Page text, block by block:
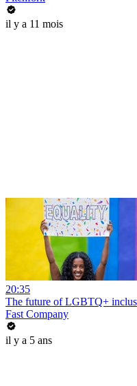
il y a 11 mois
20:35
The future of LGBTQ+
Fast Company
il y a 5 ans